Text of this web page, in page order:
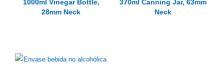
1000ml Vinegar Bottle,
28mm Neck
370ml Canning Jar, 63mm
Neck